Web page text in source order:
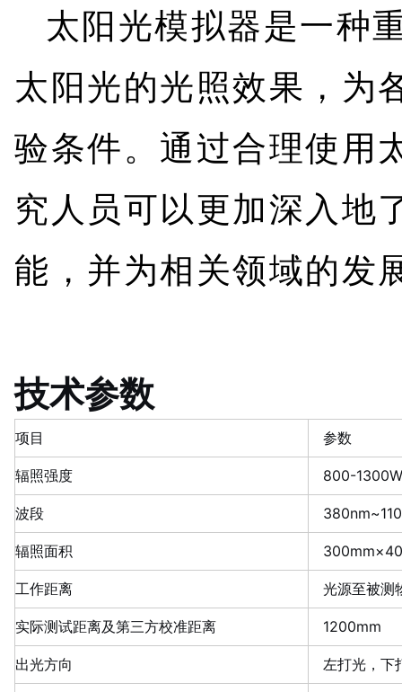
太阳光模拟器是一种
太阳光的光照效果，为
验条件。通过合理使用
究人员可以更加深入地
能，并为相关领域的发
技术参数
项目 参数
辐照强度 800-
波段
辐照面积
工作距离 光源至被测
实际测试距离及第三方校准距离 1200mm
出光方向 左打光，下